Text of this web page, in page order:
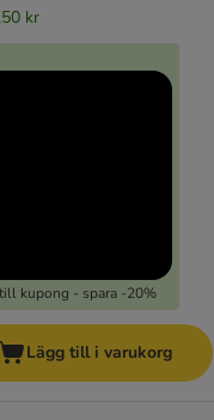
kr
kupong - spara -20%
Lägg till i varukorg